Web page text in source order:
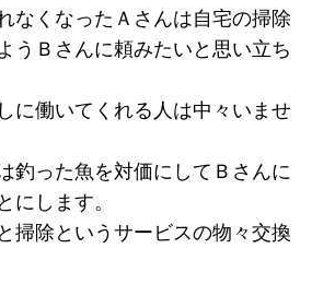
なくなったＡさんは自宅の掃除
うＢさんに頼みたいと思い立ち
に働いてくれる人は中々いませ
釣った魚を対価にしてＢさんに
にします。
掃除というサービスの物々交換